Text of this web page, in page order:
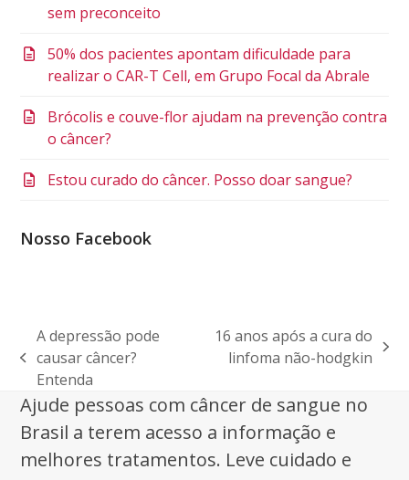
sem preconceito
50% dos pacientes apontam dificuldade para
realizar o CAR-T Cell, em Grupo Focal da Abrale
Brócolis e couve-flor ajudam na prevenção contra
o câncer?
Estou curado do câncer. Posso doar sangue?
Nosso Facebook
previous
post:
A depressão pode
causar câncer?
Entenda
next
16 anos após a cura do
linfoma não-hodgkin
Ajude pessoas com câncer de sangue no
Brasil a terem acesso a informação e
melhores tratamentos. Leve cuidado e